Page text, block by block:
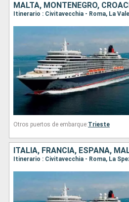
MALTA, MONTENEGRO,
Otros puertos de embarque:Trieste
ITALIA, FRANCIA, ESPAÑA,